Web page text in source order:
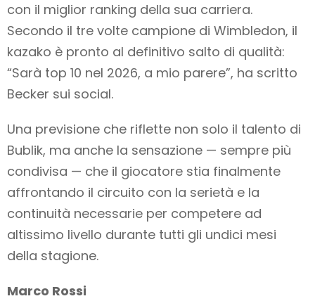
con il miglior ranking della sua carriera.
Secondo il tre volte campione di Wimbledon, il
kazako è pronto al definitivo salto di qualità:
“Sarà top 10 nel 2026, a mio parere”, ha scritto
Becker sui social.
Una previsione che riflette non solo il talento di
Bublik, ma anche la sensazione — sempre più
condivisa — che il giocatore stia finalmente
affrontando il circuito con la serietà e la
continuità necessarie per competere ad
altissimo livello durante tutti gli undici mesi
della stagione.
Marco Rossi